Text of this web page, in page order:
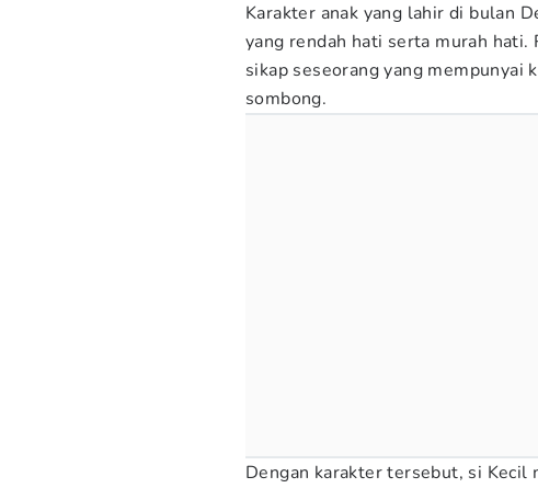
Karakter anak yang lahir di bulan
yang rendah hati serta murah
sikap seseorang yang
sombong.
Dengan karakter tersebut, si Kecil